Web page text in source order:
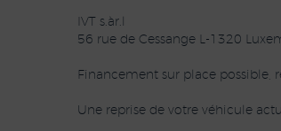
IVT s.àr.l
56 rue de Cessange L-1320
Financement sur place possible,
Une reprise de votre véhicule